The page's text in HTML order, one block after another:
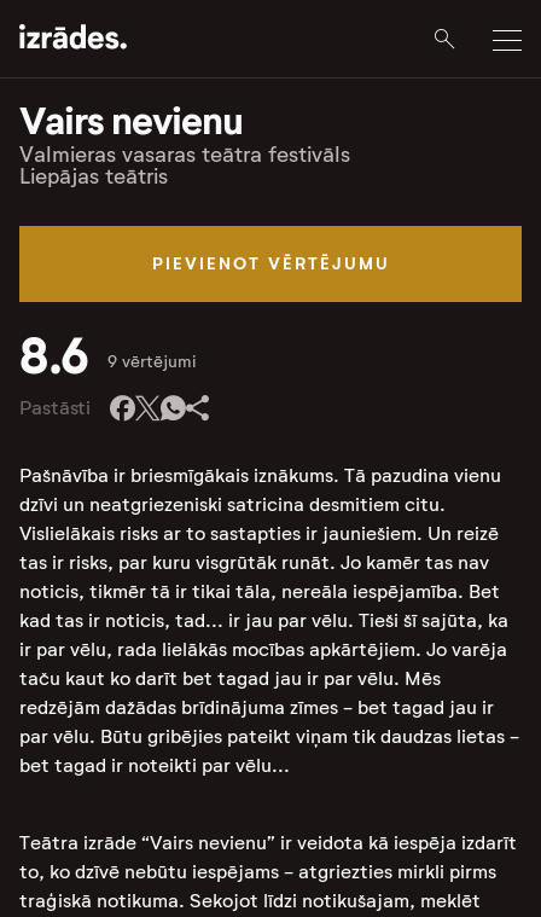
Vairs nevienu
Valmieras vasaras teātra festivāls
Liepājas teātris
PIEVIENOT VĒRTĒJUMU
8.6 9 vērtējumi
Pastāsti
Pašnāvība ir briesmīgākais iznākums. Tā pazudina vienu
dzīvi un neatgriezeniski satricina desmitiem citu.
Vislielākais risks ar to sastapties ir jauniešiem. Un reizē
tas ir risks, par kuru visgrūtāk runāt. Jo kamēr tas nav
noticis, tikmēr tā ir tikai tāla, nereāla iespējamība. Bet
kad tas ir noticis, tad... ir jau par vēlu. Tieši šī sajūta, ka
ir par vēlu, rada lielākās mocības apkārtējiem. Jo varēja
taču kaut ko darīt bet tagad jau ir par vēlu. Mēs
redzējām dažādas brīdinājuma zīmes - bet tagad jau ir
par vēlu. Būtu gribējies pateikt viņam tik daudzas lietas -
bet tagad ir noteikti par vēlu...
Teātra izrāde “Vairs nevienu” ir veidota kā iespēja izdarīt
to, ko dzīvē nebūtu iespējams - atgriezties mirkli pirms
traģiskā notikuma. Sekojot līdzi notikušajam, meklēt